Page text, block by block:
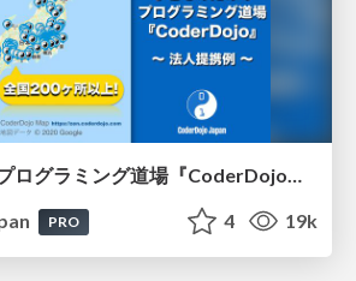
子どものためのプログラミング道場『CoderDojo』〜法人提携例〜 / Partnership with CoderDojo Japan
PRO 4 19k